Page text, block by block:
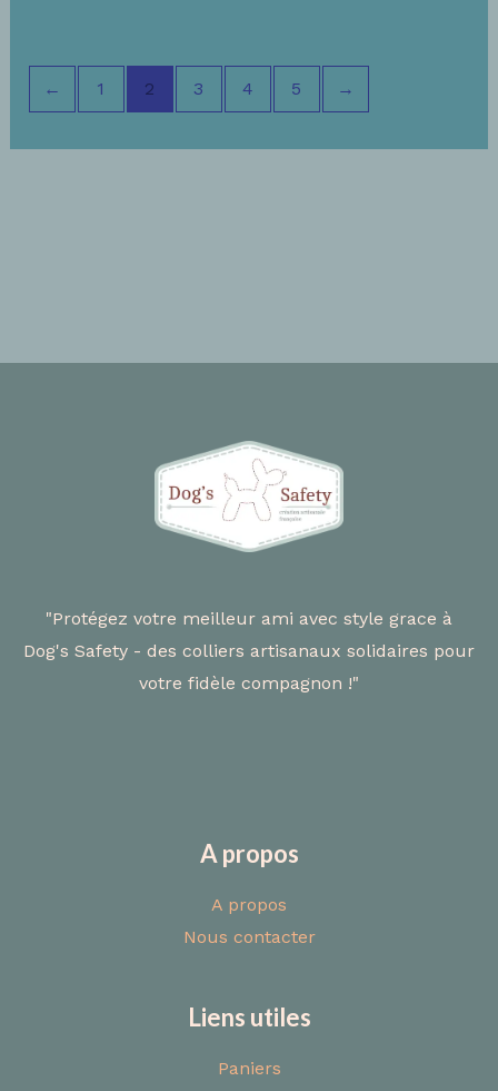
← 1 2 3 4 5 →
"Protégez votre meilleur ami avec style grace à
Dog's Safety - des colliers artisanaux solidaires pour
votre fidèle compagnon !"
A propos
A propos
Nous contacter
Liens utiles
Paniers